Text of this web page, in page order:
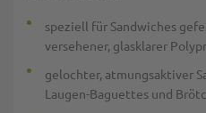
speziell für Sandwiches
versehener, glasklarer
gelochter, atmungsaktiver
Laugen-Baguettes und